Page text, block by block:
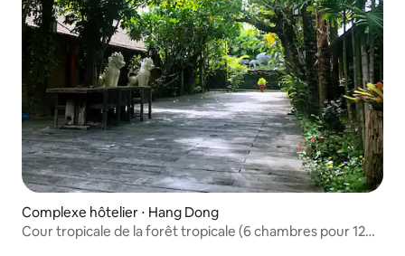
Complexe hôtelier ⋅ Hang Dong
Cour tropicale de la forêt tropicale (6 chambres pour 12